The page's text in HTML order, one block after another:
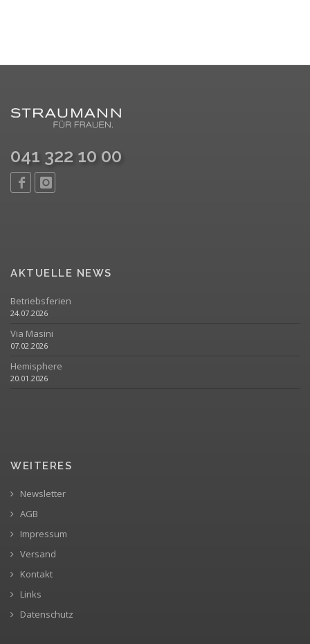
041 322 10 00
AKTUELLE NEWS
Betriebsferien
24.07.2026
Via Masini
07.02.2026
Hemisphere
20.01.2026
WEITERES
Newsletter
AGB
Impressum
Versand
Kontakt
Links
Datenschutz